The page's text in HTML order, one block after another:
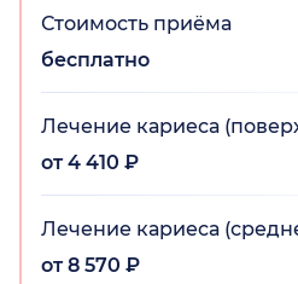
Стоимость приёма
бесплатно
Лечение кариеса
от 4 410 ₽
Лечение кариеса
от 8 570 ₽